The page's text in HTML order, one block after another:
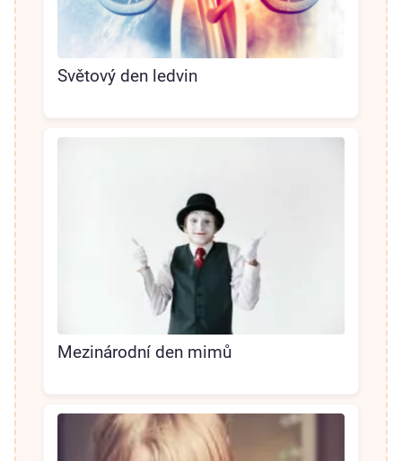
Světový den ledvin
Mezinárodní den mimů